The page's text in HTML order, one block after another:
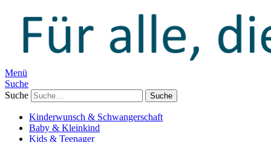
Menü
Suche
Suche
Kinderwunsch & Schwangerschaft
Baby & Kleinkind
Kids & Teenager